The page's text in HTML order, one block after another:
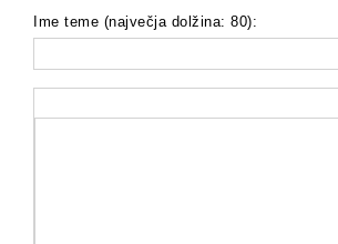
Ime teme (največja dolžina: 80):